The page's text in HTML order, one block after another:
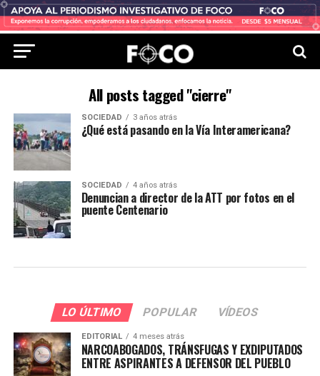
All posts tagged "cierre"
SOCIEDAD 3 años atrás
¿Qué está pasando en la Vía Interamericana?
SOCIEDAD 4 años atrás
Denuncian a director de la ATT por fotos en el
puente Centenario
LO ÚLTIMO POPULAR VÍDEOS
EDITORIAL 4 meses atrás
NARCOABOGADOS, TRÁNSFUGAS Y EXDIPUTADOS
ENTRE ASPIRANTES A DEFENSOR DEL PUEBLO